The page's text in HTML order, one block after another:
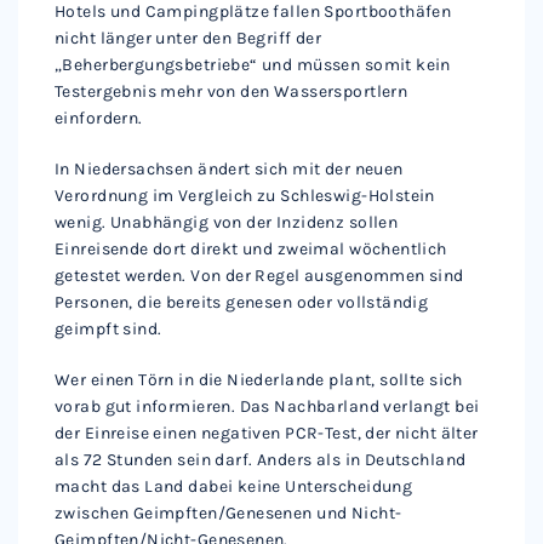
Hotels und Campingplätze fallen Sportboothäfen
nicht länger unter den Begriff der
„Beherbergungsbetriebe“ und müssen somit kein
Testergebnis mehr von den Wassersportlern
einfordern.
In Niedersachsen ändert sich mit der neuen
Verordnung im Vergleich zu Schleswig-Holstein
wenig. Unabhängig von der Inzidenz sollen
Einreisende dort direkt und zweimal wöchentlich
getestet werden. Von der Regel ausgenommen sind
Personen, die bereits genesen oder vollständig
geimpft sind.
Wer einen Törn in die Niederlande plant, sollte sich
vorab gut informieren. Das Nachbarland verlangt bei
der Einreise einen negativen PCR-Test, der nicht älter
als 72 Stunden sein darf. Anders als in Deutschland
macht das Land dabei keine Unterscheidung
zwischen Geimpften/Genesenen und Nicht-
Geimpften/Nicht-Genesenen.